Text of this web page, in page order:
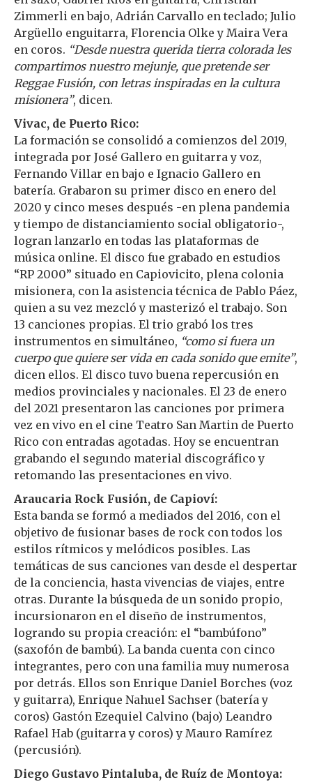
Zimmerli en bajo, Adrián Carvallo en teclado; Julio
Argüello enguitarra, Florencia Olke y Maira Vera
en coros. “Desde nuestra querida tierra colorada les
compartimos nuestro mejunje, que pretende ser
Reggae Fusión, con letras inspiradas en la cultura
misionera”, dicen.
Vivac, de Puerto Rico:
La formación se consolidó a comienzos del 2019,
integrada por José Gallero en guitarra y voz,
Fernando Villar en bajo e Ignacio Gallero en
batería. Grabaron su primer disco en enero del
2020 y cinco meses después -en plena pandemia
y tiempo de distanciamiento social obligatorio-,
logran lanzarlo en todas las plataformas de
música online. El disco fue grabado en estudios
“RP 2000” situado en Capiovicito, plena colonia
misionera, con la asistencia técnica de Pablo Páez,
quien a su vez mezcló y masterizó el trabajo. Son
13 canciones propias. El trio grabó los tres
instrumentos en simultáneo, “como si fuera un
cuerpo que quiere ser vida en cada sonido que emite”,
dicen ellos. El disco tuvo buena repercusión en
medios provinciales y nacionales. El 23 de enero
del 2021 presentaron las canciones por primera
vez en vivo en el cine Teatro San Martin de Puerto
Rico con entradas agotadas. Hoy se encuentran
grabando el segundo material discográfico y
retomando las presentaciones en vivo.
Araucaria Rock Fusión, de Capioví:
Esta banda se formó a mediados del 2016, con el
objetivo de fusionar bases de rock con todos los
estilos rítmicos y melódicos posibles. Las
temáticas de sus canciones van desde el despertar
de la conciencia, hasta vivencias de viajes, entre
otras. Durante la búsqueda de un sonido propio,
incursionaron en el diseño de instrumentos,
logrando su propia creación: el “bambúfono”
(saxofón de bambú). La banda cuenta con cinco
integrantes, pero con una familia muy numerosa
por detrás. Ellos son Enrique Daniel Borches (voz
y guitarra), Enrique Nahuel Sachser (batería y
coros) Gastón Ezequiel Calvino (bajo) Leandro
Rafael Hab (guitarra y coros) y Mauro Ramírez
(percusión).
Diego Gustavo Pintaluba, de Ruíz de Montoya: